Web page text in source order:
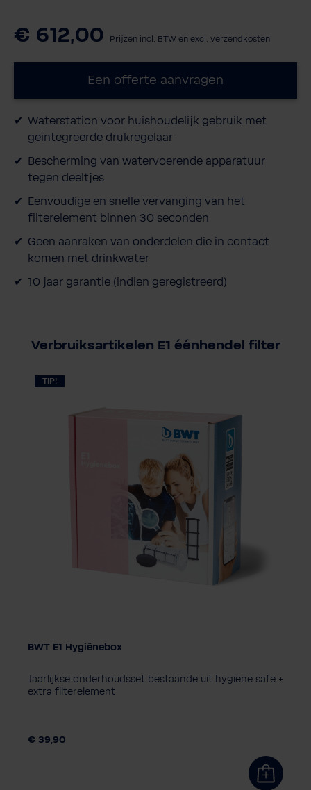
€ 612,00 Prijzen incl. BTW en excl. verzendkosten
Een offerte aanvragen
Waterstation voor huishoudelijk gebruik met
geïntegreerde drukregelaar
Bescherming van watervoerende apparatuur
tegen deeltjes
Eenvoudige en snelle vervanging van het
filterelement binnen 30 seconden
Geen aanraken van onderdelen die in contact
komen met drinkwater
10 jaar garantie (indien geregistreerd)
Verbruiksartikelen E1 éénhendel filter
TIP!
BWT E1 Hygiënebox
Jaarlijkse onderhoudsset bestaande uit hygiëne safe +
extra filterelement
€ 39,90